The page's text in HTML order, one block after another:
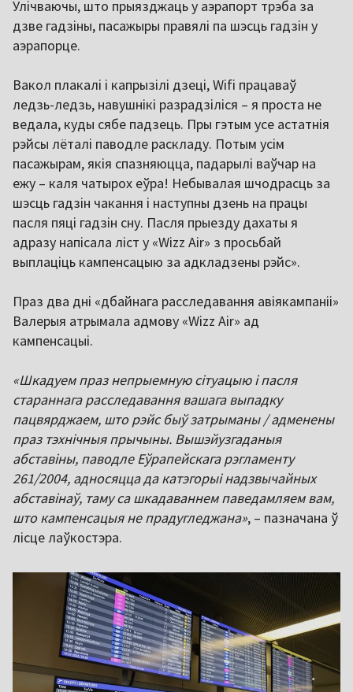
Улічваючы, што прыязджаць у аэрапорт трэба за
дзве гадзіны, пасажыры правялі па шэсць гадзін у
аэрапорце.
Вакол плакалі і капрызілі дзеці, Wifi працаваў
ледзь-ледзь, навушнікі разрадзіліся – я проста не
ведала, куды сябе падзець. Пры гэтым усе астатнія
рэйсы лёталі паводле раскладу. Потым усім
пасажырам, якія спазняюцца, падарылі ваўчар на
ежу – каля чатырох еўра! Небывалая шчодрасць за
шэсць гадзін чакання і наступны дзень на працы
пасля пяці гадзін сну. Пасля прыезду дахаты я
адразу напісала ліст у «Wizz Air» з просьбай
выплаціць кампенсацыю за адкладзены рэйс».
Праз два дні «дбайнага расследавання авіякампаніі»
Валерыя атрымала адмову «Wizz Air» ад
кампенсацыі.
«Шкадуем праз непрыемную сітуацыю і пасля
стараннага расследавання вашага выпадку
пацвярджаем, што рэйс быў затрыманы / адменены
праз тэхнічныя прычыны. Вышэйузгаданыя
абставіны, паводле Еўрапейскага рэгламенту
261/2004, адносяцца да катэгорыі надзвычайных
абставінаў, таму са шкадаваннем паведамляем вам,
што кампенсацыя не прадугледжана», – пазначана ў
лісце лаўкостэра.